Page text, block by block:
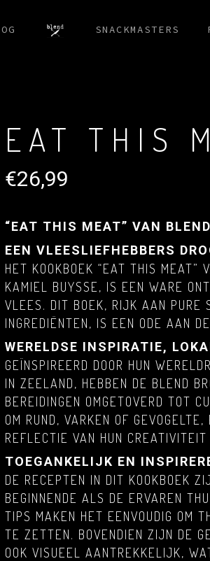
SNACKMASTERS
EAT THIS
€26,99
“EAT THIS MEAT” VAN
EEN VLEESLIEFHEBBERS
HET KOOKBOEK “EAT THIS MEAT”
KAMIEL BUYSSE, IS EEN WARE
VLEES. DIT BOEK, RIJK AAN PURE
INGREDIËNTEN, IS EEN ODE AAN
WERELDSE INSPIRATIE,
GEÏNSPIREERD DOOR HUN
IN ZEELAND, HEBBEN DE BLEND
BEREIDINGEN OMGETOVERD TOT
OM RUND, VARKEN OF
REFLECTIE VAN HUN
TOEGANKELIJK EN
DE RECEPTEN IN DIT KOOKBOEK
BEGINNENDE ALS DE ERVAREN
TIPS MAKEN HET EENVOUDIG OM
TE ZETTEN. BOVENDIEN ZIJN DE
OOK VISUEEL AANTREKKELIJK,